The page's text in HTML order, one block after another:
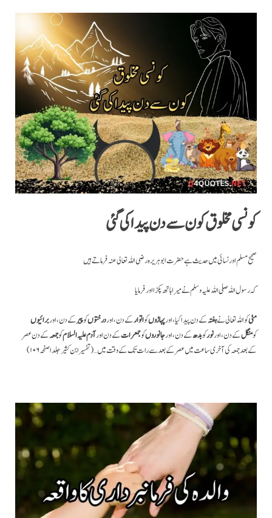
کونسی مخلوق کون سے دن پیدا کی گئی
صحیح مسلم اور نسائی میں حدیث ہے حضرت ابو ہریرہ رضی اللہ تعالی عنہ فرماتے ہیں
کہ رسول اللہ صلی اللہ علیہ وسلم نے میرا ہاتھ پکڑا اورفرمایا
مٹیکو اللہ تعالی نےہفتہکے دن پیدا کیا ، اورپہاڑوںکواتوارکے دن ، اوردرختوںکوپیرکے دن، اوربرائیوں
کومنگلکے دن ، اورنورکوبدھکے دن ، اورجانوروںکوجمعراتکے دن اورآدم علیہ السلامکوجمعہکے دن عصر
کے بعد جمعہ کی آخری ساعت میں عصر کے بعد سے رات تک کے وقت میں … ( تفسیر ابن کثیر جلد اصفحہ ۱۰۶)